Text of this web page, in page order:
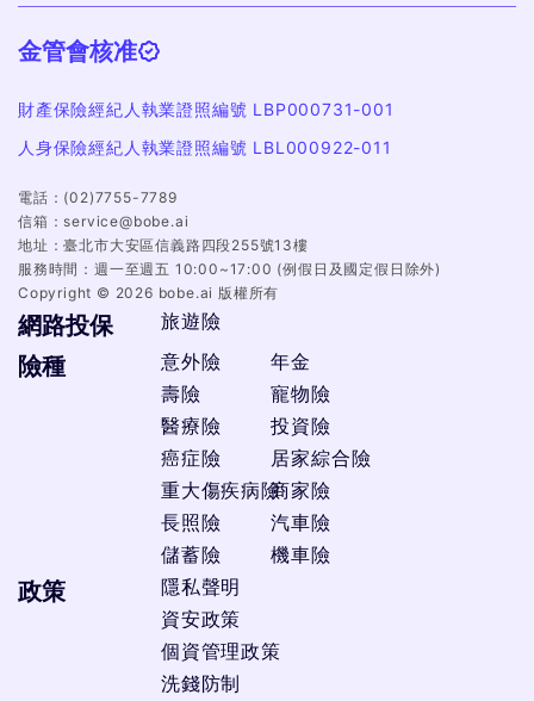
金管會核准
財產保險經紀人執業證照編號 LBP000731-001
人身保險經紀人執業證照編號 LBL000922-011
電話： (02)7755-7789
信箱： service@bobe.ai
地址：臺北市大安區信義路四段255號13樓
服務時間： 週一至週五 10:00~17:00 (例假日及國定假日除外)
Copyright © 2026 bobe.ai 版權所有
網路投保 旅遊險
險種
意外險
壽險
醫療險
癌症險
重大傷疾病險
長照險
儲蓄險
年金
寵物險
投資險
居家綜合險
商家險
汽車險
機車險
政策
隱私聲明
資安政策
個資管理政策
洗錢防制